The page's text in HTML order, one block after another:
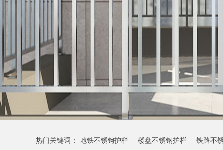
热门关键词： 地铁不锈钢护栏 楼盘不锈钢护栏 铁路不